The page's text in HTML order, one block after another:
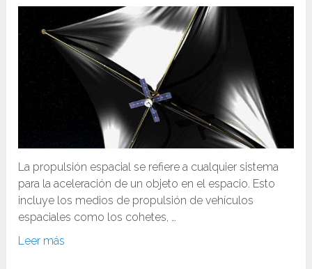
La propulsión espacial se refiere a cualquier sistema
para la aceleración de un objeto en el espacio. Esto
incluye los medios de propulsión de vehículos
espaciales como los cohetes, …
Leer más